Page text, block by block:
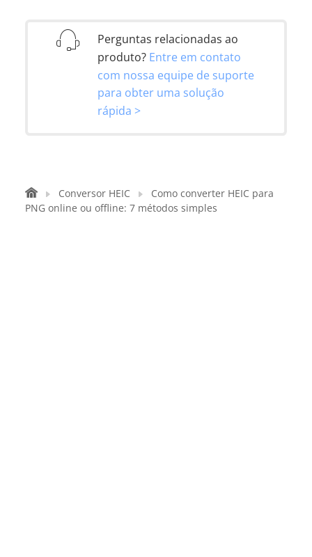
Perguntas relacionadas ao
produto? Entre em contato
com nossa equipe de suporte
para obter uma solução
rápida >
Conversor HEIC
Como converter HEIC para
PNG online ou offline: 7 métodos simples